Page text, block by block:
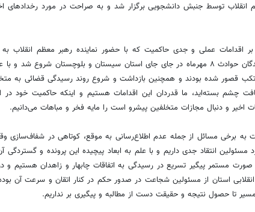
انقلاب توسط جنبش دانشجویی برگزار شد و به صراحت در مورد رخدادهای
اقدامات عملی و جدی حاکمیت که با حضور نماینده رهبر معظم انقلاب
دلجویی و تسکین آلام حادثه دیدگان حوادث ۸ مهرماه در جای جای استان سیستان و بلوچستان شروع شد و
قصور شده بودند و همچنین بازداشت و شروع روند رسیدگی قضائی به
چشم بسته‌اید، ما قدردان این اقدامات هستیم و اینکه حاکمیت خود در
اخیر و دنبال مجازات متخلفین پیشرو است را مایه فخر و مباهات می‌دانیم.
به برخی مسائل از جمله عدم اطلاع‌رسانی به موقع، کوتاهی در شفاف‌سازی
انتقاد جدی داریم و با علم به ابعاد پیچیده این پرونده و گستردگی
صورت مستمر پیگیر تسریع در رسیدگی به اتفاقات چابهار و زاهدان هستیم و
استان از مسئولین شجاعت در صدور حکم در کنار اتقان و سرعت آن
تا حصول نتیجه و حقیقت دست از مطالبه و پیگیری بر نداریم‌.
۱۵ مرداد ۱۴۰۵ روزنامه‌های اقتصادی پنج‌شنبه ۱۵ مرداد ۱۴۰۵